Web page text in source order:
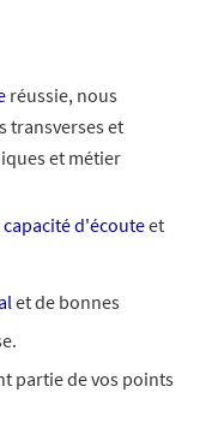
réussie, nous
transverses et
et métier
capacité d'écouteet
et de bonnes
partie de vos points